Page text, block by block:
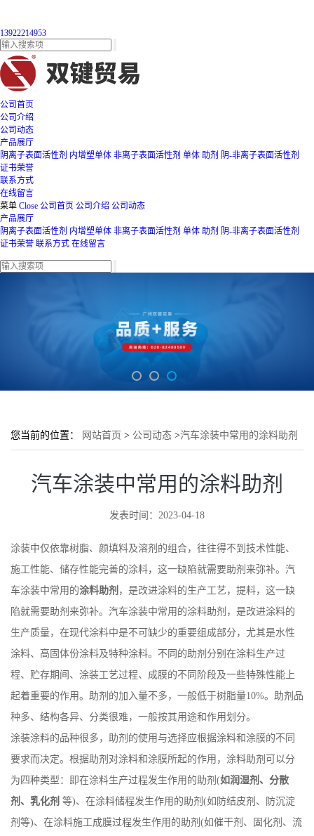
13922214953
公司首页
公司介绍
公司动态
产品展厅
阴离子表面活性剂 内增塑单体 非离子表面活性剂 单体 助剂 阴-非离子表面活性剂
证书荣誉
联系方式
在线留言
菜单 Close 公司首页 公司介绍 公司动态
产品展厅
阴离子表面活性剂 内增塑单体 非离子表面活性剂 单体 助剂 阴-非离子表面活性剂
证书荣誉 联系方式 在线留言
您当前的位置： 网站首页 > 公司动态 >汽车涂装中常用的涂料助剂
汽车涂装中常用的涂料助剂
发表时间：2023-04-18
涂装中仅依靠树脂、颜填料及溶剂的组合，往往得不到技术性能、
施工性能、储存性能完善的涂料，这一缺陷就需要助剂来弥补。汽
车涂装中常用的涂料助剂 ，是改进涂料的生产工艺，提料，这一缺
陷就需要助剂来弥补。汽车涂装中常用的涂料助剂，是改进涂料的
生产质量，在现代涂料中是不可缺少的重要组成部分，尤其是水性
涂料、高固体份涂料及特种涂料。不同的助剂分别在涂料生产过
程、贮存期间、涂装工艺过程、成膜的不同阶段及一些特殊性能上
起着重要的作用。助剂的加入量不多，一般低于树脂量10%。助剂品
种多、结构各异、分类很难，一般按其用途和作用划分。
涂装涂料的品种很多，助剂的使用与选择应根据涂料和涂膜的不同
要求而决定。根据助剂对涂料和涂膜所起的作用，涂料助剂可以分
为四种类型：即在涂料生产过程发生作用的助剂(如润湿剂、分散
剂、乳化剂 等)、在涂料储程发生作用的助剂(如防结皮剂、防沉淀
剂等)、在涂料施工成膜过程发生作用的助剂(如催干剂、固化剂、流